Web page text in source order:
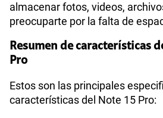
almacenar fotos, videos,
preocuparte por la falta de
Resumen de características
Pro
Estos son las principales
características del Note 15 Pro: